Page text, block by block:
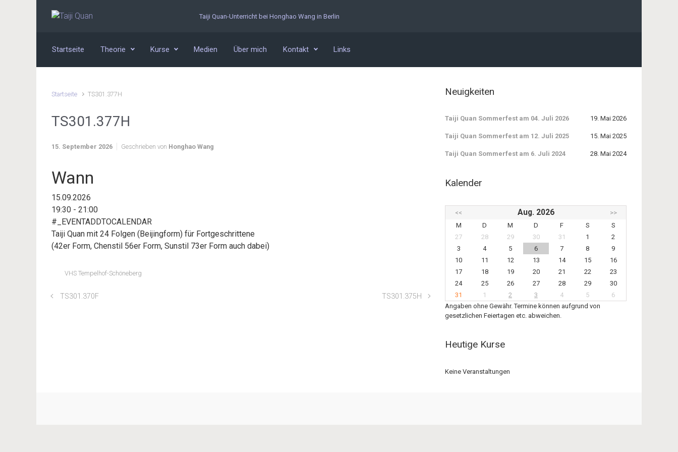
Zum Hauptinhalt springen Taiji Quan-Unterricht bei Honghao Wang in Berlin
Startseite Theorie Kurse Medien Über mich Kontakt Links
Startseite TS301.377H
TS301.377H
15. September 2026 Geschrieben von Honghao Wang
Wann
15.09.2026
19:30 - 21:00
#_EVENTADDTOCALENDAR
Taiji Quan mit 24 Folgen (Beijingform) für Fortgeschrittene
(42er Form, Chenstil 56er Form, Sunstil 73er Form auch dabei)
VHS Tempelhof-Schöneberg
TS301.370F TS301.375H
Neuigkeiten
Taiji Quan Sommerfest am 04. Juli 2026 19. Mai 2026
Taiji Quan Sommerfest am 12. Juli 2025 15. Mai 2025
Taiji Quan Sommerfest am 6. Juli 2024 28. Mai 2024
Kalender
<< Aug. 2026
>>
M
D M D F S
S
27
28 29 30 31 1
2
3
4 5 6 7 8
9
10
11 12 13 14 15
16
17
18 19 20 21 22
23
24
25 26 27 28 29
30
31
1 2 3 4 5
6
Angaben ohne Gewähr. Termine können aufgrund von
gesetzlichen Feiertagen etc. abweichen.
Heutige Kurse
Keine Veranstaltungen